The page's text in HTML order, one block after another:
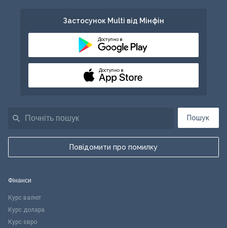
Пошук
Повідомити про помилку
Застосунок Multi від Мінфін
Доступно в
Доступно в
Фінанси
Курс валют
Курс долара
Курс євро